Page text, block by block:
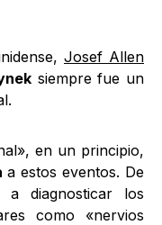
Josef Allen
siempre fue un
en un principio,
a estos eventos. De
diagnosticar los
como «nervios